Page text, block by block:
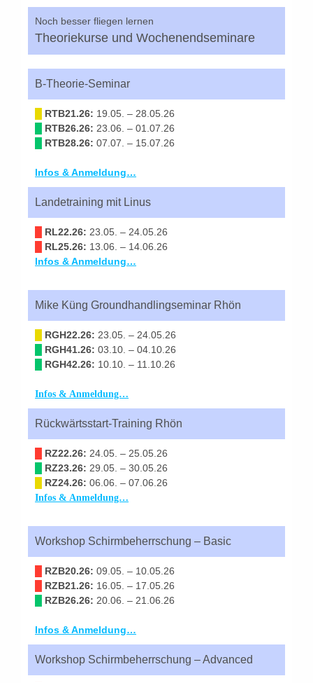
Noch besser fliegen lernen
Theoriekurse und Wochenendseminare
B-Theorie-Seminar
RTB21.26: 19.05. – 28.05.26
RTB26.26: 23.06. – 01.07.26
RTB28.26: 07.07. – 15.07.26
Infos & Anmeldung…
Landetraining mit Linus
RL22.26: 23.05. – 24.05.26
RL25.26: 13.06. – 14.06.26
Infos & Anmeldung…
Mike Küng Groundhandlingseminar Rhön
RGH22.26: 23.05. – 24.05.26
RGH41.26: 03.10. – 04.10.26
RGH42.26: 10.10. – 11.10.26
Infos & Anmeldung…
Rückwärtsstart-Training Rhön
RZ22.26: 24.05. – 25.05.26
RZ23.26: 29.05. – 30.05.26
RZ24.26: 06.06. – 07.06.26
Infos & Anmeldung…
Workshop Schirmbeherrschung – Basic
RZB20.26: 09.05. – 10.05.26
RZB21.26: 16.05. – 17.05.26
RZB26.26: 20.06. – 21.06.26
Infos & Anmeldung…
Workshop Schirmbeherrschung – Advanced